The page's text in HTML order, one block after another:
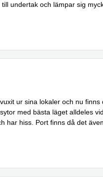
undertak och lämpar sig
ur sina lokaler och nu finns
med bästa läget alldeles
har hiss. Port finns då det